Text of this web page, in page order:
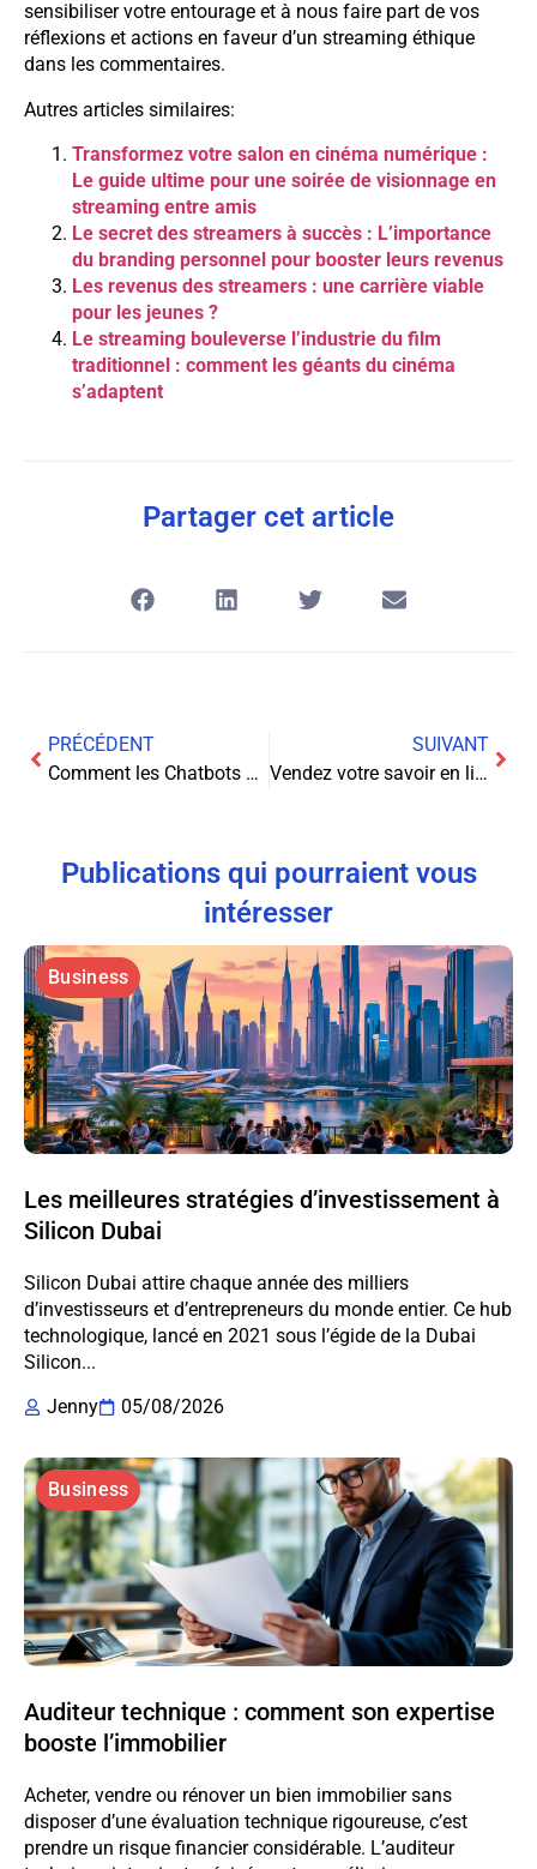
sensibiliser votre entourage et à nous faire part de vos
réflexions et actions en faveur d’un streaming éthique
dans les commentaires.
Autres articles similaires:
Transformez votre salon en cinéma numérique :
Le guide ultime pour une soirée de visionnage en
streaming entre amis
Le secret des streamers à succès : L’importance
du branding personnel pour booster leurs revenus
Les revenus des streamers : une carrière viable
pour les jeunes ?
Le streaming bouleverse l’industrie du film
traditionnel : comment les géants du cinéma
s’adaptent
Partager cet article
PRÉCÉDENT
Comment les Chatbots Vont Révolutionner Votre Business!
SUIVANT
Vendez votre savoir en ligne : comment gagner une fortune avec des tutoriels, ebooks et webinaires!
Publications qui pourraient vous
intéresser
Business
Les meilleures stratégies d’investissement à
Silicon Dubai
Silicon Dubai attire chaque année des milliers
d’investisseurs et d’entrepreneurs du monde entier. Ce hub
technologique, lancé en 2021 sous l’égide de la Dubai
Silicon...
Jenny
05/08/2026
Business
Auditeur technique : comment son expertise
booste l’immobilier
Acheter, vendre ou rénover un bien immobilier sans
disposer d’une évaluation technique rigoureuse, c’est
prendre un risque financier considérable. L’auditeur